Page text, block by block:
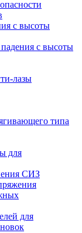
с высоты
с высоты
лазы
типа
для
СИЗ
для